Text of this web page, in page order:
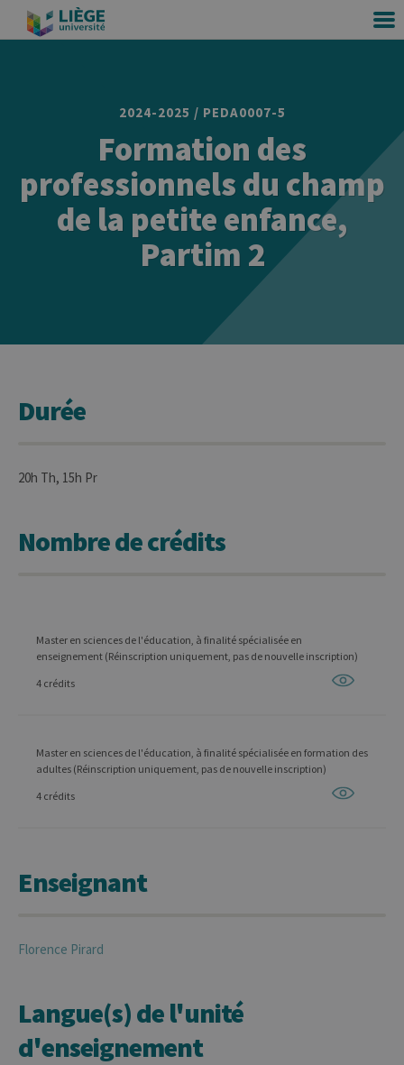
2024-2025 / PEDA0007-5
Formation des
professionnels du champ
de la petite enfance,
Partim 2
Durée
20h Th, 15h Pr
Nombre de crédits
Master en sciences de l'éducation, à finalité spécialisée en
enseignement (Réinscription uniquement, pas de nouvelle inscription)
4 crédits
Master en sciences de l'éducation, à finalité spécialisée en formation des
adultes (Réinscription uniquement, pas de nouvelle inscription)
4 crédits
Enseignant
Florence Pirard
Langue(s) de l'unité
d'enseignement